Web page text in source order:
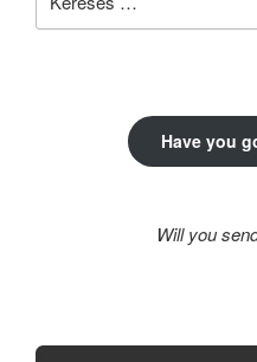
Have you
Will you